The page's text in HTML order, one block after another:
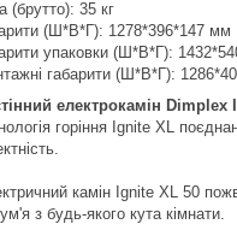
(брутто): 35 кг
(Ш*В*Г): 1278*396*147 мм
упаковки (Ш*В*Г):
габарити (Ш*В*Г):
електрокамін Dimplex
горіння Ignite XL
камін Ignite XL 50
з будь-якого кута кімнати.